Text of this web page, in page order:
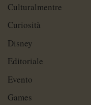
Culturalmentre
Curiosità
Disney
Editoriale
Evento
Games